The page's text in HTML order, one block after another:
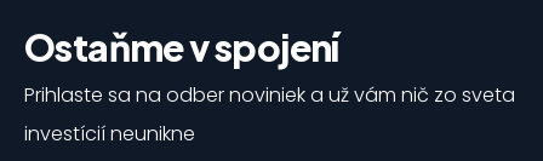
Ostaňme v spojení
Prihlaste sa na odber noviniek a už vám nič zo sveta
investícií neunikne